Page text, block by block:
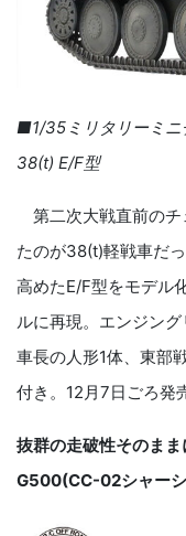
■1/35ミリタリーミニ
38(t) E/F型
第二次大戦直前のチ
たのが38(t)軽戦車だ
高めたE/F型をモデル
ルに再現。エンジング
車長の人形1体、東部
付き。12月7日ごろ発
抜群の走破性そのま
G500(CC-02シャー